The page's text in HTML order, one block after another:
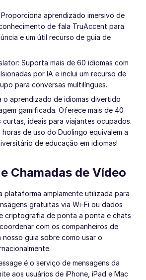
aprendizado imersivo de
de fala TruAccent para
e um útil recurso de guia de
Suporta mais de 60 idiomas com
por IA e inclui um recurso de
para conversas multilíngues.
o aprendizado de idiomas divertido
gamificada. Oferece mais de 40
curtas, ideais para viajantes ocupados.
horas de uso do Duolingo equivalem a
de educação em idiomas!
Chamadas de Vídeo
plataforma amplamente utilizada para
gratuitas via Wi-Fi ou dados
criptografia de ponta a ponta e chats
com os companheiros de
nosso guia sobre como usar o
é o serviço de mensagens da
aos usuários de iPhone, iPad e Mac